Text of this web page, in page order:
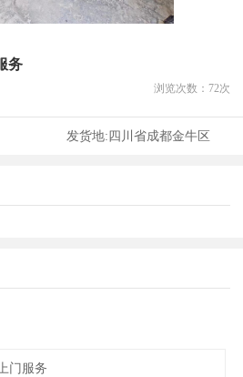
务
浏览次数： 72次
发货地:四川省成都金牛区
上门服务